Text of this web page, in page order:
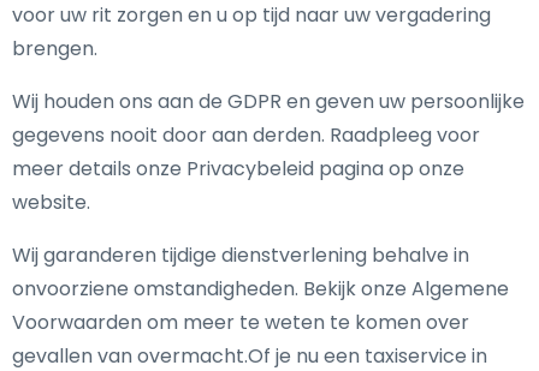
voor uw rit zorgen en u op tijd naar uw vergadering
brengen.
Wij houden ons aan de GDPR en geven uw persoonlijke
gegevens nooit door aan derden. Raadpleeg voor
meer details onze Privacybeleid pagina op onze
website.
Wij garanderen tijdige dienstverlening behalve in
onvoorziene omstandigheden. Bekijk onze Algemene
Voorwaarden om meer te weten te komen over
gevallen van overmacht.Of je nu een taxiservice in